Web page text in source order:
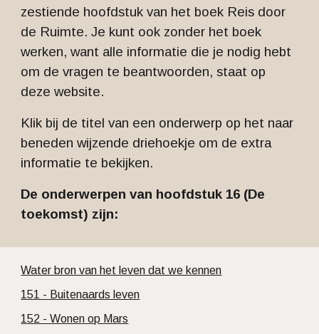
zestiende hoofdstuk van het boek Reis door
de Ruimte. Je kunt ook zonder het boek
werken, want alle informatie die je nodig hebt
om de vragen te beantwoorden, staat op
deze website.
Klik bij de titel van een onderwerp op het naar
beneden wijzende driehoekje om de extra
informatie te bekijken.
De onderwerpen van hoofdstuk 16 (De
toekomst) zijn:
Water bron van het leven dat we kennen
151 - Buitenaards leven
152 - Wonen op Mars